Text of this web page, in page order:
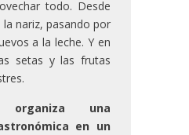
todo. Desde
nariz, pasando por
a la leche. Y en
setas y las frutas
organiza una
en un